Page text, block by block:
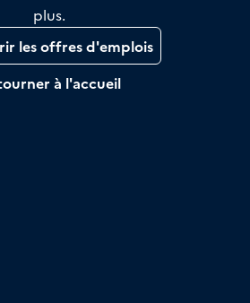
plus.
les offres d'emplois
à l'accueil